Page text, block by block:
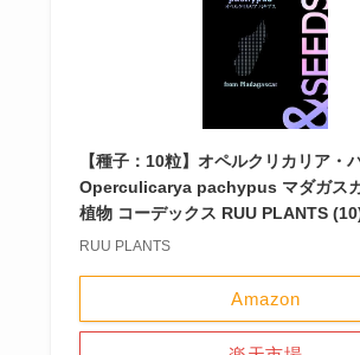
【種子：10粒】オペルクリカリア・
Operculicarya pachypus マダガス
植物 コーデックス RUU PLANTS
RUU PLANTS
Amazon